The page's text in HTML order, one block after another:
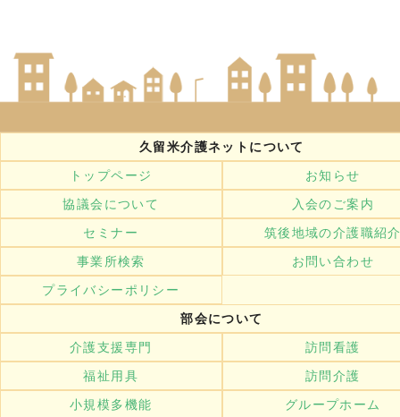
久留米介護ネットについて
トップページ
お知らせ
協議会について
入会のご案内
セミナー
筑後地域の介護職紹
事業所検索
お問い合わせ
プライバシーポリシー
部会について
介護支援専門
訪問看護
福祉用具
訪問介護
小規模多機能
グループホーム